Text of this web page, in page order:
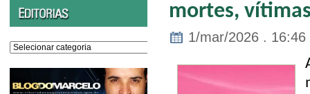
Editorias
mortes,
1/mar/2026 . 16:46